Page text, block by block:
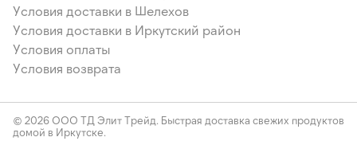
Условия доставки в Шелехов
Условия доставки в Иркутский район
Условия оплаты
Условия возврата
© 2026 ООО ТД Элит Трейд. Быстрая доставка свежих продуктов
домой в Иркутске.